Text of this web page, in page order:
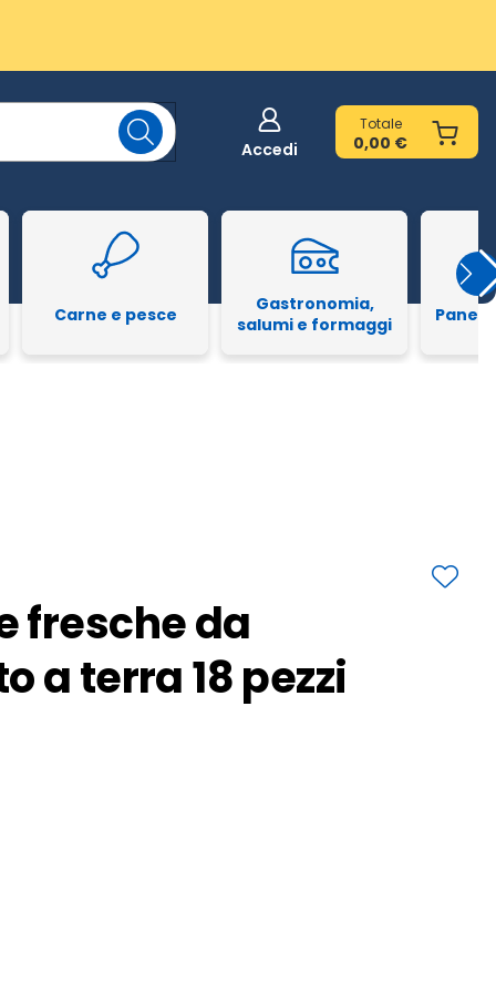
Accedi
Totale
0,00 €
Carne e pesce
Gastronomia,
salumi e formaggi
Pane
fresche da
a terra 18 pezzi